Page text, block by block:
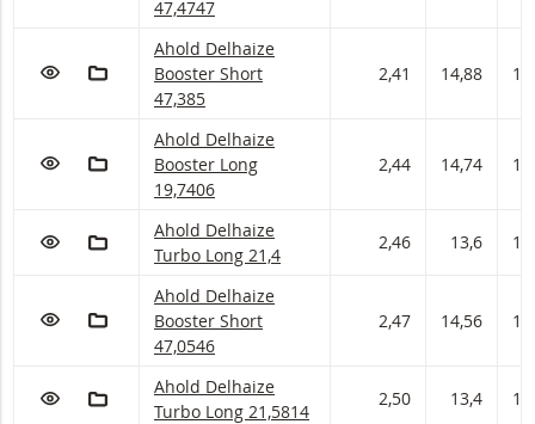
47,4747
VOEG TOE AAN WATCHLIST
AAN PORTFOLIO TOEVOEGEN
Ahold Delhaize Booster met ISIN code:
Ahold Delhaize
Booster Short
47,385
2,41 14,88
VOEG TOE AAN WATCHLIST
AAN PORTFOLIO TOEVOEGEN
Ahold Delhaize Booster met ISIN code:
Ahold Delhaize
Booster Long
19,7406
2,44 14,74
VOEG TOE AAN WATCHLIST
AAN PORTFOLIO TOEVOEGEN
Ahold Delhaize Turbo met ISIN code:
Ahold Delhaize
Turbo Long 21,4
2,46 13,6
VOEG TOE AAN WATCHLIST
AAN PORTFOLIO TOEVOEGEN
Ahold Delhaize Booster met ISIN code:
Ahold Delhaize
Booster Short
47,0546
2,47 14,56
VOEG TOE AAN WATCHLIST
AAN PORTFOLIO TOEVOEGEN
Ahold Delhaize Turbo met ISIN code:
Ahold Delhaize
Turbo Long 21,5814
2,50 13,4